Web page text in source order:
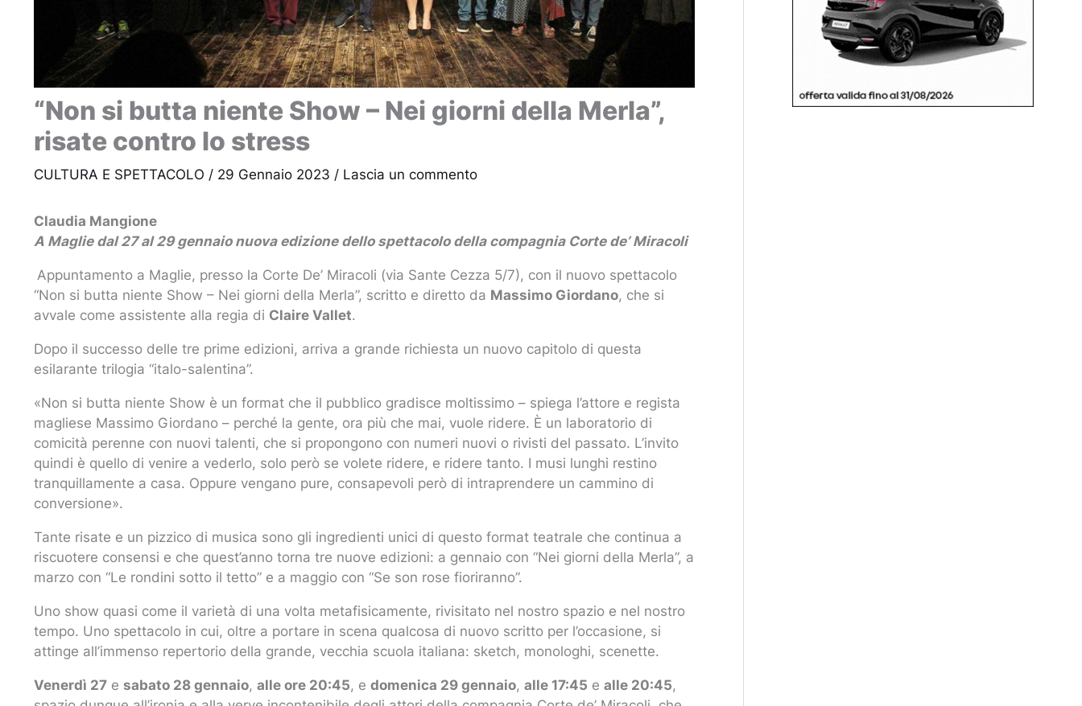
“Non si butta niente Show – Nei giorni della Merla”,
risate contro lo stress
CULTURA E SPETTACOLO / 29 Gennaio 2023 / Lascia un commento
Claudia Mangione
A Maglie dal 27 al 29 gennaio nuova edizione dello spettacolo della compagnia Corte de’ Miracoli
Appuntamento a Maglie, presso la Corte De’ Miracoli (via Sante Cezza 5/7), con il nuovo spettacolo
“Non si butta niente Show – Nei giorni della Merla”, scritto e diretto da Massimo Giordano, che si
avvale come assistente alla regia di Claire Vallet.
Dopo il successo delle tre prime edizioni, arriva a grande richiesta un nuovo capitolo di questa
esilarante trilogia “italo-salentina”.
«Non si butta niente Show è un format che il pubblico gradisce moltissimo – spiega l’attore e regista
magliese Massimo Giordano – perché la gente, ora più che mai, vuole ridere. È un laboratorio di
comicità perenne con nuovi talenti, che si propongono con numeri nuovi o rivisti del passato. L’invito
quindi è quello di venire a vederlo, solo però se volete ridere, e ridere tanto. I musi lunghi restino
tranquillamente a casa. Oppure vengano pure, consapevoli però di intraprendere un cammino di
conversione».
Tante risate e un pizzico di musica sono gli ingredienti unici di questo format teatrale che continua a
riscuotere consensi e che quest’anno torna tre nuove edizioni: a gennaio con “Nei giorni della Merla”, a
marzo con “Le rondini sotto il tetto” e a maggio con “Se son rose fioriranno”.
Uno show quasi come il varietà di una volta metafisicamente, rivisitato nel nostro spazio e nel nostro
tempo. Uno spettacolo in cui, oltre a portare in scena qualcosa di nuovo scritto per l’occasione, si
attinge all’immenso repertorio della grande, vecchia scuola italiana: sketch, monologhi, scenette.
Venerdì 27 e sabato 28 gennaio, alle ore 20:45, e domenica 29 gennaio, alle 17:45 e alle 20:45,